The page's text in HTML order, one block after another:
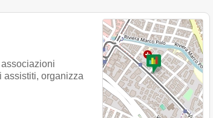
assistiti, organizza